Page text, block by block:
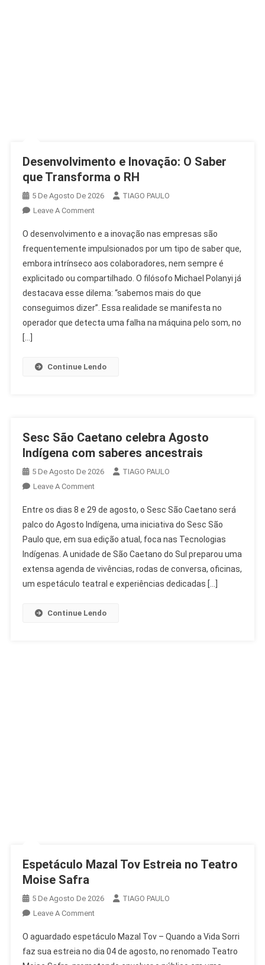
Desenvolvimento e Inovação: O Saber
que Transforma o RH
5 De Agosto De 2026
TIAGO PAULO
Leave A CommentOn
E
Inovação:
O
Saber
Que
Transforma
O
O desenvolvimento e a inovação nas empresas são
frequentemente impulsionados por um tipo de saber que,
embora intrínseco aos colaboradores, nem sempre é
explicitado ou compartilhado. O filósofo Michael Polanyi já
destacava esse dilema: “sabemos mais do que
conseguimos dizer”. Essa realidade se manifesta no
operador que detecta uma falha na máquina pelo som, no
[…]
Continue Lendo
Sesc São Caetano celebra Agosto
Indígena com saberes ancestrais
5 De Agosto De 2026
TIAGO PAULO
Leave A CommentOn
São
Caetano
Celebra
Agosto
Indígena
Com
Ancestrais
Entre os dias 8 e 29 de agosto, o Sesc São Caetano será
palco do Agosto Indígena, uma iniciativa do Sesc São
Paulo que, em sua edição atual, foca nas Tecnologias
Indígenas. A unidade de São Caetano do Sul preparou uma
extensa agenda de vivências, rodas de conversa, oficinas,
um espetáculo teatral e experiências dedicadas […]
Continue Lendo
Espetáculo Mazal Tov Estreia no Teatro
Moise Safra
5 De Agosto De 2026
TIAGO PAULO
Leave A CommentOn
Mazal
Tov
O aguardado espetáculo Mazal Tov – Quando a Vida Sorri
faz sua estreia no dia 04 de agosto, no renomado Teatro